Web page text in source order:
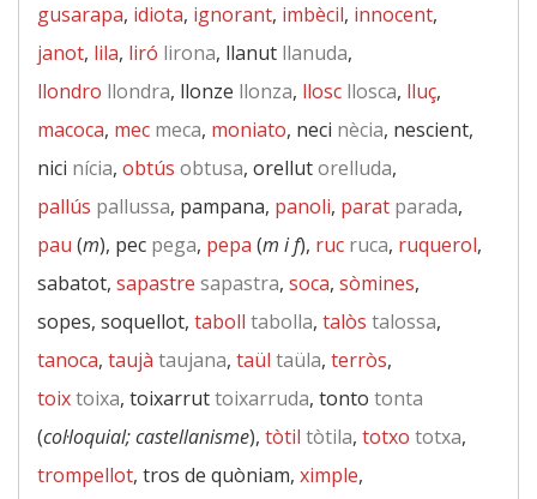
gusarapa, idiota, ignorant, imbècil, innocent,
janot, lila, liró lirona, llanut llanuda,
llondro llondra, llonze llonza, llosc llosca, lluç,
macoca, mec meca, moniato, neci nècia, nescient,
nici nícia, obtús obtusa, orellutorelluda,
pallús pallussa, pampana, panoli, parat parada,
pau (m), pec pega, pepa (m i f), ruc ruca, ruquerol,
sabatot, sapastre sapastra, soca, sòmines,
sopes, soquellot, taboll tabolla, talòs talossa,
tanoca, taujà taujana, taül taüla, terròs,
toixtoixa, toixarruttoixarruda, tonto tonta
(col·loquial; castellanisme), tòtil tòtila, totxo totxa,
trompellot, tros de quòniam, ximple,